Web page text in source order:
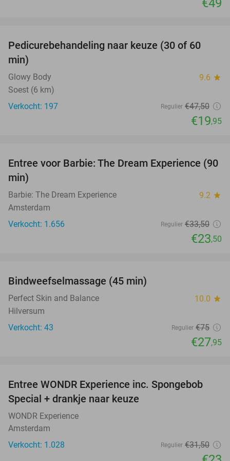
€49
58%
Pedicurebehandeling naar keuze (30 of 60
min)
Glowy Body 9.6 star
Soest (6 km)
Verkocht: 197
Regulier €47,50
€19,95
30%
Entree voor Barbie: The Dream Experience (90
min)
Barbie: The Dream Experience 9.2 star
Amsterdam
Verkocht: 1.656
Regulier €33,50
€23,50
Bindweefselmassage (45 min)
Perfect Skin and Balance 10.0 star
Hilversum
Verkocht: 43
Regulier €75
€27,95
27%
Entree WONDR Experience inc. Spongebob
Special + drankje naar keuze
WONDR Experience
Amsterdam
Verkocht: 1.028
Regulier €31,50